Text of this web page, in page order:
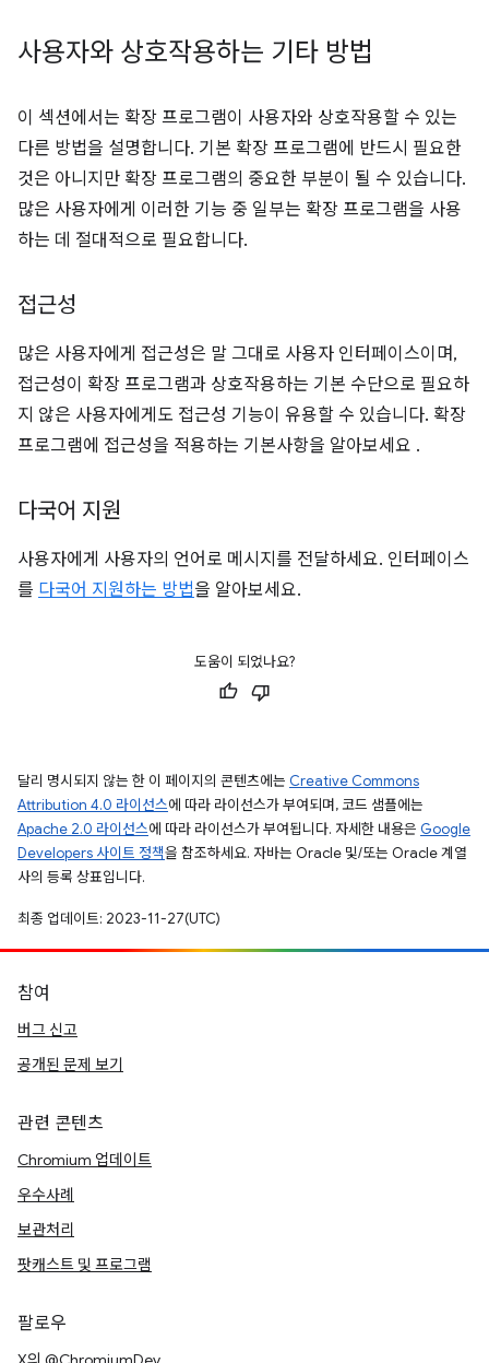
사용자와 상호작용하는 기타 방법
이 섹션에서는 확장 프로그램이 사용자와 상호작용할 수 있는
다른 방법을 설명합니다. 기본 확장 프로그램에 반드시 필요한
것은 아니지만 확장 프로그램의 중요한 부분이 될 수 있습니다.
많은 사용자에게 이러한 기능 중 일부는 확장 프로그램을 사용
하는 데 절대적으로 필요합니다.
접근성
많은 사용자에게 접근성은 말 그대로 사용자 인터페이스이며,
접근성이 확장 프로그램과 상호작용하는 기본 수단으로 필요하
지 않은 사용자에게도 접근성 기능이 유용할 수 있습니다. 확장
프로그램에 접근성을 적용하는 기본사항을 알아보세요 .
다국어 지원
사용자에게 사용자의 언어로 메시지를 전달하세요. 인터페이스
를 다국어 지원하는 방법을 알아보세요.
도움이 되었나요?
달리 명시되지 않는 한 이 페이지의 콘텐츠에는 Creative Commons
Attribution 4.0 라이선스에 따라 라이선스가 부여되며, 코드 샘플에는
Apache 2.0 라이선스에 따라 라이선스가 부여됩니다. 자세한 내용은 Google
Developers 사이트 정책을 참조하세요. 자바는 Oracle 및/또는 Oracle 계열
사의 등록 상표입니다.
최종 업데이트: 2023-11-27(UTC)
참여
버그 신고
공개된 문제 보기
관련 콘텐츠
Chromium 업데이트
우수사례
보관처리
팟캐스트 및 프로그램
팔로우